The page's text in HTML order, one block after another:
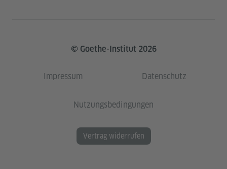
© Goethe-Institut 2026
Impressum Datenschutz
Nutzungsbedingungen
Vertrag widerrufen